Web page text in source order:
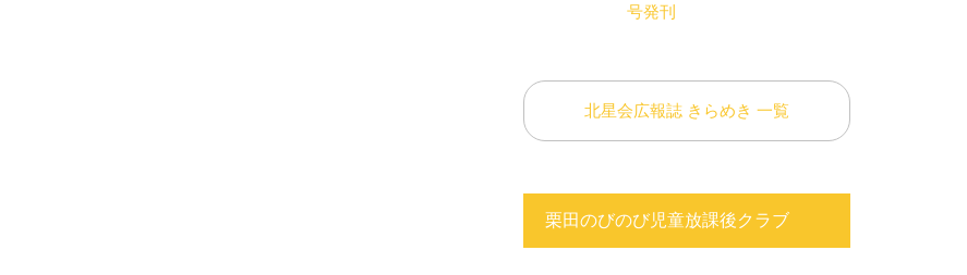
号発刊
北星会広報誌 きらめき 一覧
栗田のびのび児童放課後クラブ